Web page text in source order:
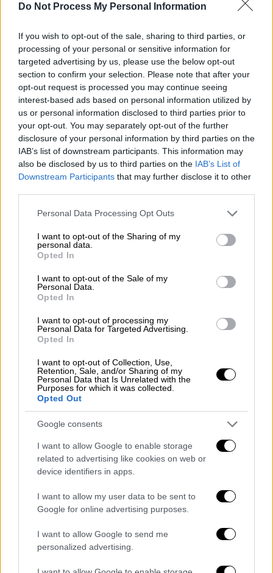
Do Not Process My Personal Information
If you wish to opt-out of the sale, sharing to third parties, or
processing of your personal or sensitive information for
targeted advertising by us, please use the below opt-out
section to confirm your selection. Please note that after your
opt-out request is processed you may continue seeing
interest-based ads based on personal information utilized by
us or personal information disclosed to third parties prior to
your opt-out. You may separately opt-out of the further
disclosure of your personal information by third parties on the
IAB’s list of downstream participants. This information may
also be disclosed by us to third parties on the IAB’s List of
Downstream Participants that may further disclose it to other
Please note that this website/app uses one or more Google
not limited to your visit or usage behaviour. You may click to
grant or deny consent to Google and its third-party tags to
use your data for below specified purposes in below Google
consent section.
Personal Data Processing Opt Outs
I want to opt-out of the Sharing of my
personal data.
Opted In
I want to opt-out of the Sale of my
Personal Data.
Opted In
I want to opt-out of processing my
Personal Data for Targeted Advertising.
Opted In
I want to opt-out of Collection, Use,
Retention, Sale, and/or Sharing of my
Personal Data that Is Unrelated with the
Purposes for which it was collected.
Opted Out
Google consents
I want to allow Google to enable storage
related to advertising like cookies on web or
device identifiers in apps.
I want to allow my user data to be sent to
Google for online advertising purposes.
I want to allow Google to send me
personalized advertising.
στρατιωτική οβίδα
Οι πρώτες πληροφορίες
Ελλάδα|01.11.2022 17:05
Γρεβενά: Βρέθηκε οβίδα ενός μέτρου σε
οικοδομή - Οι πρώτες εκτιμήσεις
Ελλάδα|01.10.2022 07:45
Στο φως μυστικά της κατοχικής
ιστορίας - «Φορτωμένη η Θεσσαλονίκη